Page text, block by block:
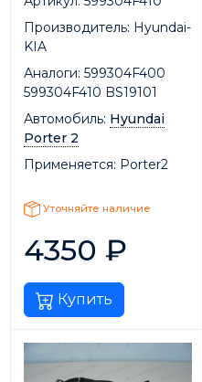
Производитель: Hyundai-
KIA
Аналоги: 599304F400
599304F410 BS19101
Автомобиль: Hyundai
Porter 2
Применяется: Porter2
Уточняйте наличие
4350 ₽
Купить